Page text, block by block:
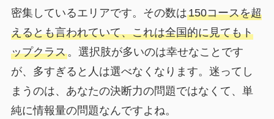
密集しているエリアです。その数は150コースを超
えるとも言われていて、これは全国的に見てもト
ップクラス。選択肢が多いのは幸せなことです
が、多すぎると人は選べなくなります。迷ってし
まうのは、あなたの決断力の問題ではなくて、単
純に情報量の問題なんですよね。